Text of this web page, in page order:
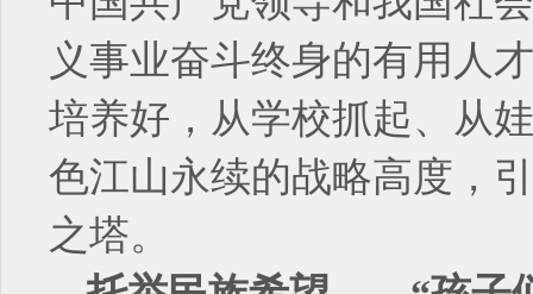
义事业奋斗终身的有用人
培养好，从学校抓起、从
色江山永续的战略高度，
之塔。